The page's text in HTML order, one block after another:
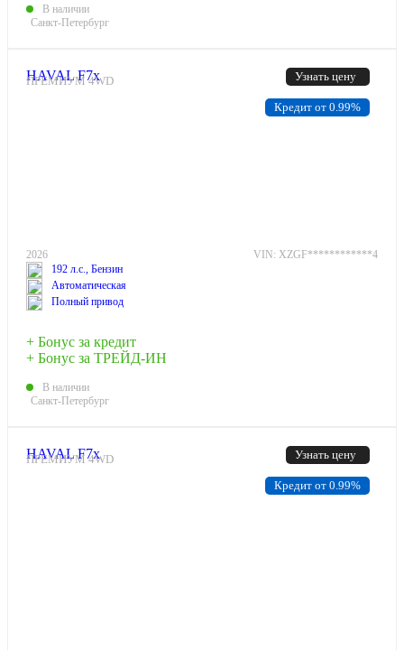
В наличии
Санкт-Петербург
Узнать цену
HAVAL F7x
ПРЕМИУМ 4WD
2026
VIN: XZGF************4
192 л.с., Бензин
Автоматическая
Полный привод
+ Бонус за кредит
+ Бонус за ТРЕЙД-ИН
В наличии
Санкт-Петербург
Кредит от 0.99%
Узнать цену
HAVAL F7x
ПРЕМИУМ 4WD
Кредит от 0.99%